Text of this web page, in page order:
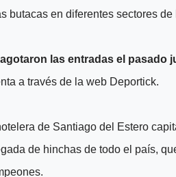
butacas en diferentes sectores de
las entradas el pasado
a través de la web Deportick.
de Santiago del Estero
de hinchas de todo el país,